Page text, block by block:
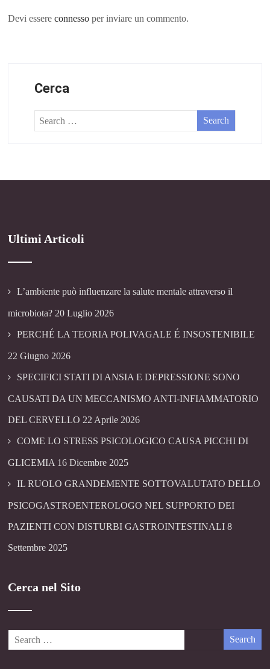
Devi essereconnesso per inviare un commento.
Cerca
Ultimi Articoli
L’ambiente può influenzare la salute mentale attraverso il
microbiota? 20 Luglio 2026
PERCHÉ LA TEORIA POLIVAGALE É INSOSTENIBILE
22 Giugno 2026
SPECIFICI STATI DI ANSIA E DEPRESSIONE SONO
CAUSATI DA UN MECCANISMO ANTI-INFIAMMATORIO
DEL CERVELLO 22 Aprile 2026
COME LO STRESS PSICOLOGICO CAUSA PICCHI DI
GLICEMIA 16 Dicembre 2025
IL RUOLO GRANDEMENTE SOTTOVALUTATO DELLO
PSICOGASTROENTEROLOGO NEL SUPPORTO DEI
PAZIENTI CON DISTURBI GASTROINTESTINALI 8
Settembre 2025
Cerca nel Sito